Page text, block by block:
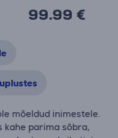
99.99 €
mõeldud inimestele.
kahe parima sõbra,